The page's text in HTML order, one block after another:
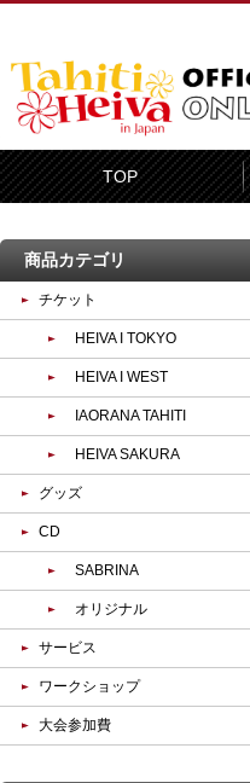
TOP
商品カテゴリ
チケット
HEIVA I TOKYO
HEIVA I WEST
IAORANA TAHITI
HEIVA SAKURA
グッズ
CD
SABRINA
オリジナル
サービス
ワークショップ
大会参加費